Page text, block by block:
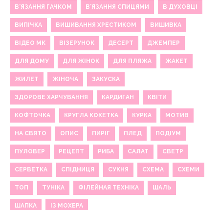
В'ЯЗАННЯ ГАЧКОМ В'ЯЗАННЯ СПИЦЯМИ В ДУХОВЦІ
ВИПІЧКА ВИШИВАННЯ ХРЕСТИКОМ ВИШИВКА
ВІДЕО МК ВІЗЕРУНОК ДЕСЕРТ ДЖЕМПЕР
ДЛЯ ДОМУ ДЛЯ ЖІНОК ДЛЯ ПЛЯЖА ЖАКЕТ
ЖИЛЕТ ЖІНОЧА ЗАКУСКА
ЗДОРОВЕ ХАРЧУВАННЯ КАРДИГАН КВІТИ
КОФТОЧКА КРУГЛА КОКЕТКА КУРКА МОТИВ
НА СВЯТО ОПИС ПИРІГ ПЛЕД ПОДІУМ
ПУЛОВЕР РЕЦЕПТ РИБА САЛАТ СВЕТР
СЕРВЕТКА СПІДНИЦЯ СУКНЯ СХЕМА СХЕМИ
ТОП ТУНІКА ФІЛЕЙНАЯ ТЕХНІКА ШАЛЬ
ШАПКА ІЗ МОХЕРА